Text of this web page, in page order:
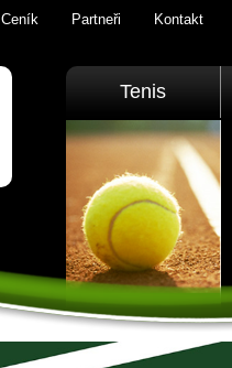
Ceník Partneři Kontakt
Tenis